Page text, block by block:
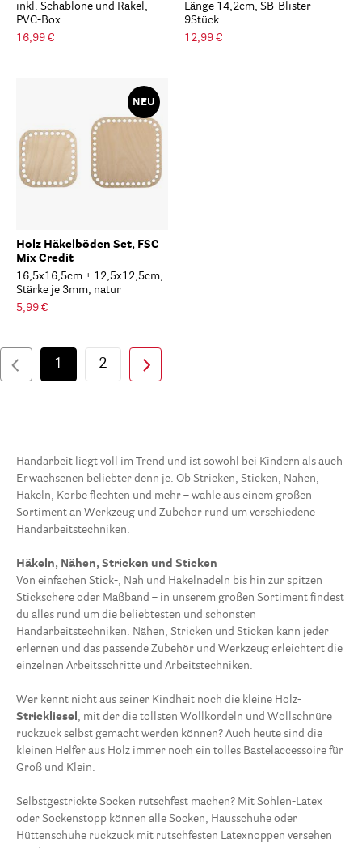
inkl. Schablone und Rakel,
PVC-Box
16,99 €
Länge 14,2cm, SB-Blister
9Stück
12,99 €
NEU
Holz Häkelböden Set, FSC
Mix Credit
16,5x16,5cm + 12,5x12,5cm,
Stärke je 3mm, natur
5,99 €
1 2
Handarbeit liegt voll im Trend und ist sowohl bei Kindern als auch
Erwachsenen beliebter denn je. Ob Stricken, Sticken, Nähen,
Häkeln, Körbe flechten und mehr – wähle aus einem großen
Sortiment an Werkzeug und Zubehör rund um verschiedene
Handarbeitstechniken.
Häkeln, Nähen, Stricken und Sticken
Von einfachen Stick-, Näh und Häkelnadeln bis hin zur spitzen
Stickschere oder Maßband – in unserem großen Sortiment findest
du alles rund um die beliebtesten und schönsten
Handarbeitstechniken. Nähen, Stricken und Sticken kann jeder
erlernen und das passende Zubehör und Werkzeug erleichtert die
einzelnen Arbeitsschritte und Arbeitstechniken.
Wer kennt nicht aus seiner Kindheit noch die kleine Holz-
Strickliesel , mit der die tollsten Wollkordeln und Wollschnüre
ruckzuck selbst gemacht werden können? Auch heute sind die
kleinen Helfer aus Holz immer noch ein tolles Bastelaccessoire für
Groß und Klein.
Selbstgestrickte Socken rutschfest machen? Mit Sohlen-Latex
oder Sockenstopp können alle Socken, Hausschuhe oder
Hüttenschuhe ruckzuck mit rutschfesten Latexnoppen versehen